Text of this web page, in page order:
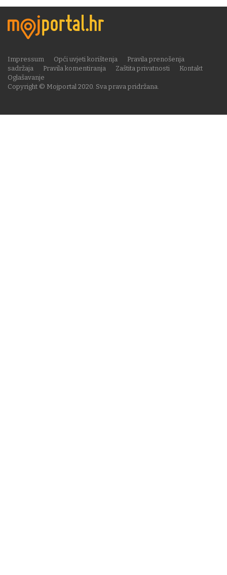
Copyright © Mojportal 2020. Sva prava pridržana.
Impressum Opći uvjeti korištenja
Pravila prenošenja
sadržaja
Pravila komentiranja Zaštita privatnosti
Kontakt
Oglašavanje